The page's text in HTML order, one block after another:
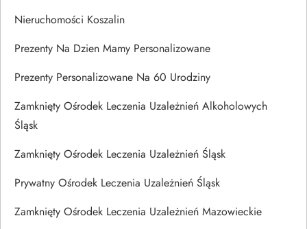
Nieruchomości Koszalin
Prezenty Na Dzien Mamy Personalizowane
Prezenty Personalizowane Na 60 Urodziny
Zamknięty Ośrodek Leczenia Uzależnień Alkoholowych
Śląsk
Zamknięty Ośrodek Leczenia Uzależnień Śląsk
Prywatny Ośrodek Leczenia Uzależnień Śląsk
Zamknięty Ośrodek Leczenia Uzależnień Mazowieckie